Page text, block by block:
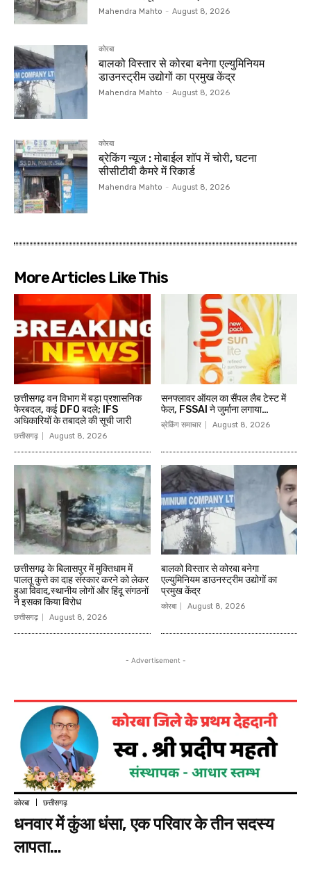
Mahendra Mahto - August 8, 2026
कोरबा
बालको विस्तार से कोरबा बनेगा एल्युमिनियम
डाउनस्ट्रीम उद्योगों का प्रमुख केंद्र
Mahendra Mahto - August 8, 2026
कोरबा
ब्रेकिंग न्यूज : मोबाईल शॉप में चोरी, घटना
सीसीटीवी कैमरे में रिकार्ड
Mahendra Mahto - August 8, 2026
More Articles Like This
छत्तीसगढ़ वन विभाग में बड़ा प्रशासनिक
फेरबदल, कई DFO बदले; IFS
अधिकारियों के तबादले की सूची जारी
छत्तीसगढ़ August 8, 2026
सनफ्लावर ऑयल का सैंपल लैब टेस्ट में
फेल, FSSAI ने जुर्माना लगाया…
ब्रेकिंग समाचार August 8, 2026
छत्तीसगढ़ के बिलासपुर में मुक्तिधाम में
पालतू कुत्ते का दाह संस्कार करने को लेकर
हुआ विवाद,स्थानीय लोगों और हिंदू संगठनों
ने इसका किया विरोध
छत्तीसगढ़ August 8, 2026
बालको विस्तार से कोरबा बनेगा
एल्युमिनियम डाउनस्ट्रीम उद्योगों का
प्रमुख केंद्र
कोरबा August 8, 2026
- Advertisement -